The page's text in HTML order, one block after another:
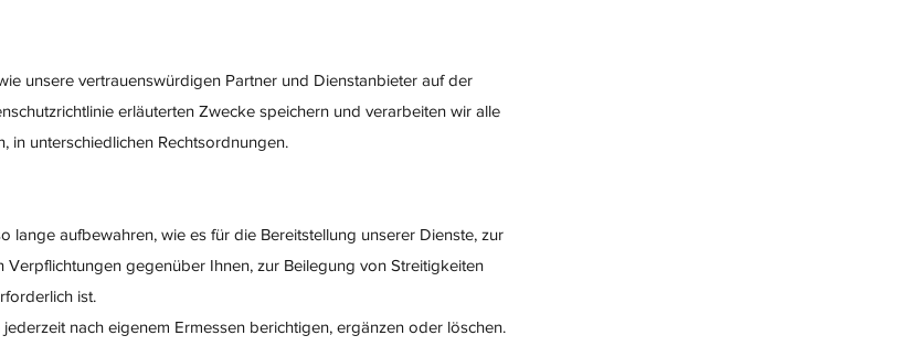
unsere vertrauenswürdigen Partner und Dienstanbieter auf der
erläuterten Zwecke speichern und verarbeiten wir alle
in unterschiedlichen Rechtsordnungen.
lange aufbewahren, wie es für die Bereitstellung unserer Dienste, zur
gegenüber Ihnen, zur Beilegung von Streitigkeiten
ist.
nach eigenem Ermessen berichtigen, ergänzen oder löschen.